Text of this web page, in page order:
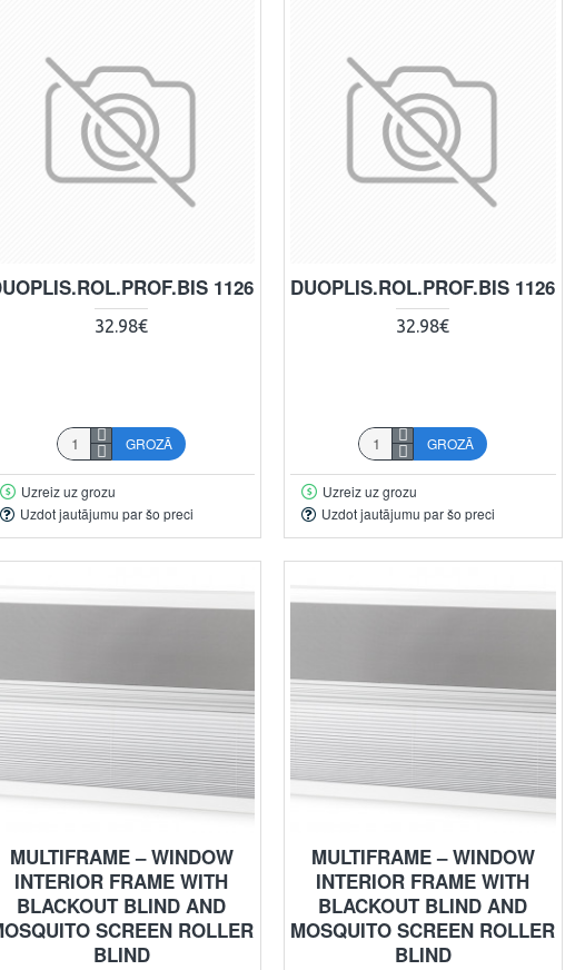
1126
32.98€
GROZĀ
Uzreiz uz grozu
Uzdot jautājumu par šo preci
DUOPLIS.ROL.PROF.BIS 1126
32.98€
GROZĀ
Uzreiz uz grozu
Uzdot jautājumu par šo preci
MULTIFRAME – WINDOW
INTERIOR FRAME WITH
BLACKOUT BLIND AND
SCREEN ROLLER
BLIND
MULTIFRAME – WINDOW
INTERIOR FRAME WITH
BLACKOUT BLIND AND
MOSQUITO SCREEN ROLLER
BLIND